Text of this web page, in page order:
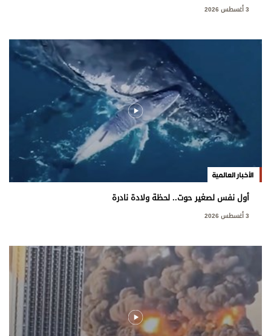
3 أغسطس 2026
الأخبار العالمية
أول نفس لصغير حوت.. لحظة ولادة نادرة
3 أغسطس 2026